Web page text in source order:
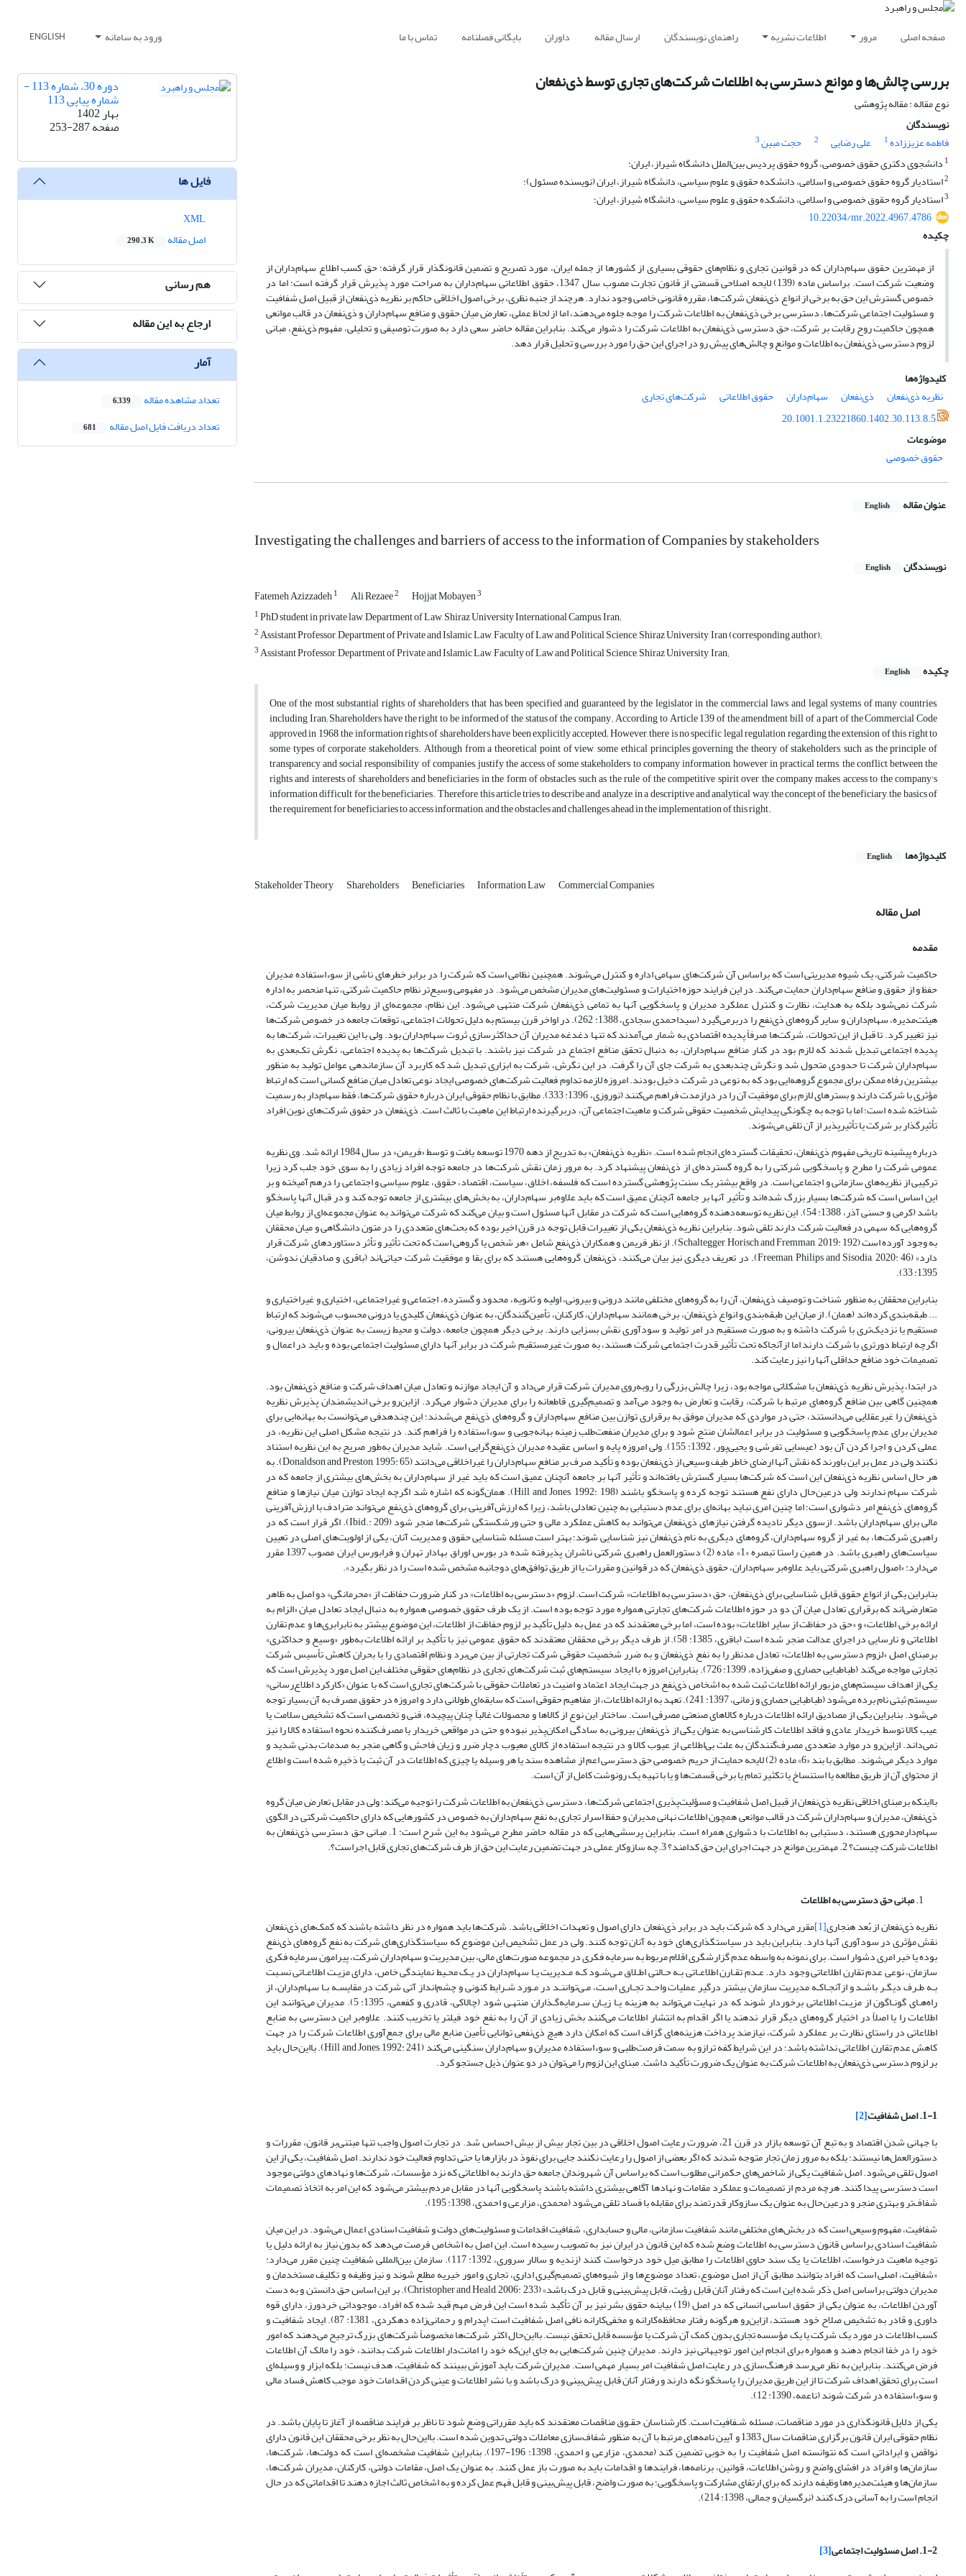
صفحه اصلی مرور اطلاعات نشریه راهنمای نویسندگان ارسال مقاله داوران بایگانی فصلنامه تماس با ما ورود به سامانه ENGLISH
بررسی چالش‌ها و موانع دسترسی به اطلاعات شرکت‌های تجاری توسط ذی‌نفعان
نوع مقاله : مقاله پژوهشی
نویسندگان
فاطمه عزیززاده1 علی رضایی 2 حجت مبین3
1 دانشجوی دکتری حقوق خصوصی، گروه حقوق پردیس بین‌الملل دانشگاه شیراز، ایران؛
2استادیار گروه ‌حقوق خصوصی و اسلامی، دانشکده حقوق و علوم سیاسی، دانشگاه شیراز، ایران (نویسنده مسئول)؛
3استادیار گروه حقوق خصوصی و اسلامی، دانشکده حقوق و علوم سیاسی، دانشگاه شیراز، ایران؛
10.22034/mr.2022.4967.4786
چکیده
از مهمترین حقوق سهام‌داران که در قوانین تجاری و نظام‌های حقوقی بسیاری از کشورها از جمله ایران، مورد تصریح و تضمین قانونگذار قرار گرفته‌؛ حق کسب اطلاع ‌سهام‌داران از
وضعیت شرکت است. براساس ماده (139) لایحه اصلاحی قسمتی از قانون تجارت مصوب سال 1347، حقوق اطلاعاتی سهام‌داران به صراحت مورد پذیرش قرار گرفته است؛ اما در
خصوص گسترش این حق به برخی از انواع ذی‌نفعان شرکت‌ها، مقرره قانونی خاصی وجود ندارد. هرچند از جنبه نظری، برخی اصول اخلاقی حاکم بر نظریه ذی‌نفعان از قبیل اصل شفافیت
و‌ مسئولیت اجتماعی شرکت‌ها، دسترسی برخی ذی‌نفعان به اطلاعات شرکت را موجه جلوه می‌دهند، اما از لحاظ عملی، تعارض میان حقوق و منافع سهام‌داران و ذی‌نفعان در قالب موانعی
همچون حاکمیت روح رقابت بر شرکت، حق دسترسی ذی‌نفعان به اطلاعات شرکت را دشوار می‌کند. بنابراین مقاله حاضر سعی دارد به صورت توصیفی و تحلیلی، مفهوم ذی‌نفع، مبانی
لزوم دسترسی ذی‌نفعان به اطلاعات و موانع و چالش‌های پیش رو در اجرای این حق را مورد بررسی و تحلیل قرار دهد.
کلیدواژه‌ها
نظریه ذی‌نفعان
ذی‌نفعان سهام‌داران حقوق اطلاعاتی
شرکت‌های تجاری
20.1001.1.23221860.1402.30.113.8.5
موضوعات
حقوق خصوصی
عنوان مقاله English
Investigating the challenges and barriers of access to the information of Companies by stakeholders
نویسندگان English
Fatemeh Azizzadeh1 Ali Rezaee2 Hojjat Mobayen3
1PhD student in private law, Department of Law, Shiraz University International Campus, Iran;
2Assistant Professor, Department of Private and Islamic Law, Faculty of Law and Political Science, Shiraz University, Iran (corresponding author);
3Assistant Professor, Department of Private and Islamic Law, Faculty of Law and Political Science, Shiraz University, Iran;
چکیده
English
One of the most substantial rights of shareholders that has been specified and guaranteed by the legislator in the commercial laws and legal systems of many countries,
including Iran; Shareholders have the right to be informed of the status of the company. According to Article 139 of the amendment bill of a part of the Commercial Code
approved in 1968, the information rights of shareholders have been explicitly accepted; However, there is no specific legal regulation regarding the extension of this right to
some types of corporate stakeholders. Although from a theoretical point of view, some ethical principles governing the theory of stakeholders, such as the principle of
transparency and social responsibility of companies, justify the access of some stakeholders to company information, however in practical terms, the conflict between the
rights and interests of shareholders and beneficiaries in the form of obstacles such as the rule of the competitive spirit over the company makes access to the company's
information difficult for the beneficiaries. Therefore, this article tries to describe and analyze, in a descriptive and analytical way, the concept of the beneficiary, the basics of
the requirement for beneficiaries to access information, and the obstacles and challenges ahead in the implementation of this right.
کلیدواژه‌ها English
Stakeholder Theory Shareholders Beneficiaries Information Law Commercial Companies
اصل مقاله
مقدمه
حاکمیت شرکتی‌، یک شیوه مدیریتی است که بر‌اساس آن شرکت‌های سهامی اداره و کنترل می‌شوند. همچنین نظامی است که شرکت را در برابر خطرهای ناشی از سوء‌استفاده مدیران
حفظ و از حقوق و منافع سهام‌داران حمایت می‌کند. در این فرایند حوزه اختیارات و مسئولیت‌های مدیران مشخص می‌شود. در مفهومی وسیع‌تر نظام حاکمیت شرکتی، تنها منحصر به اداره
شرکت نمی‌شود بلکه به هدایت، نظارت و کنترل عملکرد مدیران و پاسخگویی آنها به تمامی ذی‌نفعان شرکت منتهی می‌شود. این نظام‌، مجموعه‌ای از روابط میان مدیریت شرکت‌،
هیئت‌مدیره، سهام‌داران و سایر گروه‌های ذی‌نفع را در‌برمی‌گیرد (سیداحمدی سجادی، 1388: 262)‌. در اواخر قرن بیستم به دلیل تحولات اجتماعی، توقعات جامعه در خصوص شرکت‌ها
نیز تغییر کرد. تا قبل از این تحولات، شرکت‌ها صرفاً پدیده اقتصادی به شمار می‌آمدند که تنها دغدغه مدیران آن حداکثرسازی ثروت سهام‌داران بود. ولی با این تغییرات، شرکت‌ها به
پدیده اجتماعی تبدیل شدند که لازم بود در کنار منافع سهام‌داران، به دنبال تحقق منافع اجتماع در شرکت نیز باشند. با تبدیل شرکت‌ها به پدیده اجتماعی، نگرش تک‌بعدی به
سهام‌داران شرکت تا حدودی متحول شد و نگرش چند‌بعدی به شرکت جای آن را گرفت. در این نگرش، شرکت به ابزاری تبدیل شد که کاربرد آن سازماندهی عوامل تولید به منظور
بیشترین رفاه ممکن برای مجموع گروهه‌ایی بود که به نوعی در شرکت دخیل بودند. امروزه لازمه تداوم فعالیت شرکت‌های خصوصی ایجاد نوعی تعادل میان منافع کسانی است که ارتباط
مؤثری با شرکت دارند و بسترهای لازم برای موفقیت آن را در درازمدت فراهم می‌کنند (نوروزی، 1396: 333). مطابق با نظام حقوقی ایران درباره حقوق شرکت‌ها، فقط سهام‌دار به رسمیت
شناخته شده است؛ اما با توجه به چگونگی پیدایش شخصیت حقوقی شرکت و ماهیت اجتماعی آن، دربرگیرنده ارتباط این ماهیت با ثالث است. ذی‌نفعان در حقوق شرکت‌های نوین افراد
تأثیرگذار بر شرکت یا تأثیرپذیر از آن تلقی می‌شوند.
درباره پیشینه تاریخی مفهوم ذی‌نفعان، تحقیقات گسترده‌ای انجام شده است. «نظریه ذی‌نفعان» به تدریج از دهه 1970 توسعه یافت و توسط «فریمن» در سال 1984 ارائه شد. وی نظریه
عمومی شرکت را مطرح و پاسخگویی شرکتی را به گروه گسترده‌ای از ذی‌نفعان پیشنهاد کرد. به مرور زمان نقش شرکت‌ها در جامعه توجه افراد زیادی را به سوی خود جلب کرد‌ زیرا
ترکیبی از نظریه‌های سازمانی و اجتماعی است. در واقع بیشتر یک سنت پژوهشی گسترده است که فلسفه، اخلاق‌، سیاست، اقتصاد‌‌، حقوق، علوم سیاسی و اجتماعی را در‌هم آمیخته و بر
این اساس است که شرکت‌ها بسیار بزرگ شده‌اند و تأثیر آنها بر جامعه آنچنان عمیق است که باید علاوه‌بر سهام‌داران، به بخش‌های بیشتری از جامعه توجه کند و در قبال آنها پاسخگو
باشد (کرمی و حسنی آذر، 1388: 54). این نظریه توسعه‌دهنده گروه‌هایی است که شرکت در مقابل آنها مسئول است و بیان می‌کند که شرکت می‌تواند به عنوان مجموعه‌ای از روابط میان
گروه‌هایی که سهمی در فعالیت شرکت دارند تلقی شود. بنابراین نظریه ذی‌نفعان یکی از تغییرات قابل توجه در قرن اخیر بوده که بحث‌های متعددی را در متون دانشگاهی و میان محققان
به وجود آورده است (Schaltegger, Horisch and Fremman, 2019: 192). از نظر فریمن و همکاران ذی‌نفع شامل «هر شخص یا گروهی است که تحت تأثیر و تأثر دستاوردهای شرکت قرار
دارد» (Freeman, Philips and Sisodia, 2020: 46). در تعریف دیگری نیز بیان می‌کنند، ذی‌نفعان گروه‌هایی هستند که برای بقا و موفقیت شرکت حیاتی‌‌اند (باقری و صادقیان ندوشن،
1395: 33).
بنابراین محققان به منظور شناخت و توصیف ذی‌نفعان، آن را به گروه‌های مختلفی مانند درونی و بیرونی، اولیه و ثانویه، محدود و گسترده، اجتماعی و غیراجتماعی، اختیاری و غیراختیاری و
... طبقه‌بندی کرده‌اند (همان). از میان این طبقه‌بندی و انواع ذی‌نفعان، برخی همانند سهام‌داران، کارکنان، تأمین‌گنندگان‌، به عنوان ذی‌نفعان کلیدی یا درونی محسوب می‌شوند که ارتباط
مستقیم یا نزدیک‌تری با شرکت داشته و به صورت مستقیم در امر تولید و سودآوری نقش بسزایی دارند. برخی دیگر‌ همچون جامعه، دولت و محیط زیست به عنوان ذی‌نفعان بیرونی،
اگرچه ارتباط دورتری با شرکت دارند اما از‌آنجا‌که تحت تأثیر قدرت اجتماعی شرکت هستند، به صورت غیر‌مستقیم شرکت در برابر آنها دارای مسئولیت اجتماعی بوده و باید در اعمال و
تصمیمات خود منافع حداقلی آنها را نیز رعایت کند.
در ابتدا، پذیرش نظریه ذی‌نفعان با مشکلاتی مواجه بود، زیرا چالش بزرگی را روبه‌روی مدیران شرکت قرار می‌داد و آن ایجاد موازنه و تعادل میان اهداف شرکت و منافع ذی‌نفعان بود.
همچنین گاهی بین منافع گروه‌های مرتبط با شرکت، رقابت و تعارض به وجود می‌آمد و تصمیم‌گیری قاطعانه را برای مدیران دشوار می‌کرد.‌ ازاین‌رو برخی اندیشمندان پذیرش نظریه
ذی‌نفعان را غیر‌عقلایی می‌دانستند، حتی‌ در مواردی که مدیران موفق به برقراری توازن بین منافع سهام‌داران و گروه‌های ذی‌نفع می‌شدند؛ این چند‌هدفی‌ می‌توانست به بهانه‌ایی برای
مدیران برای عدم پاسخگویی و مسئولیت‌ در برابر اعمالشان منتج شود و برای مدیران منفعت‌طلب زمینه‌ بهانه‌جویی و سوء‌استفاده را فراهم کند. در نتیجه مشکل اصلی این نظریه، در
عملی کردن و اجرا کردن آن بود (عیسایی تفرشی و یحیی‌پور، 1392: 155). ولی امروزه پایه و اساس عقیده مدیران ذی‌نفع‌گرایی است. شاید مدیران به‌طور صریح به این نظریه استناد
نکنند ولی در عمل بر این باورند که نقش آنها ارضای خاطر طیف وسیعی از ذی‌نفعان بوده ‌و تأکید صرف بر منافع سهام‌داران را غیر‌اخلاقی می‌دانند (Donaldson and Preston, 1995: 65). به
هر حال اساس نظریه ذی‌نفعان این است که شرکت‌ها بسیار گسترش یا‌فته‌اند و تأثیر آنها بر جامعه آنچنان عمیق است که باید غیر از سهام‌داران به بخش‌های بیشتری از جامعه که در
شرکت سهام ندارند ولی در‌عین‌حال دارای نفع هستند توجه کرده و پاسخگو باشند (Hill and Jones, 1992: 198). همان‌گونه که اشاره شد اگرچه ایجاد توازن میان نیازها و منافع
گروه‌های ذی‌نفع امر دشواری است؛ اما چنین امری نباید بهانه‌ای‌ برای عدم دستیابی به چنین تعادلی باشد، زیرا که ارزش‌آفرینی برای گروه‌های ذی‌نفع می‌تواند ‌مترادف با ارزش‌آفرینی
مالی برای سهام‌داران باشد. ازسوی‌ دیگر‌ نادیده گرفتن نیازهای ذی‌نفعان‌ می‌تواند به کاهش عملکرد‌ مالی و حتی ورشکستگی شرکت‌ها منجر شود (Ibid.: 209). اگر قرار است که در
راهبری شرکت‌ها، به غیر از گروه سهام‌داران، گروه‌های دیگری به نام ذی‌نفعان نیز شناسایی شوند؛ بهتر است مسئله شناسایی حقوق و مدیریت آنان، یکی از اولویت‌های اصلی در تعیین
سیاست‌های راهبری باشد. در همین راستا تبصره «1» ماده (2) دستورالعمل راهبری شرکتی ناشران پذیرفته شده در بورس اوراق بهادار تهران و فرابورس ایران مصوب 1397 مقرر
می‌دارد: «اصول راهبری شرکتی باید علاوه‌بر سهام‌داران، حقوق ذی‌نفعان که در قوانین و مقررات یا از طریق توافق‌های دوجانبه مشخص شده است را در نظر بگیرد».
بنابراین یکی از انواع حقوق قابل شناسایی برای ذی‌نفعان، حق «دسترسی به اطلاعات» شرکت است. لزوم «دسترسی به اطلاعات» در کنار ضرورت حفاظت از «محرمانگی» دو اصل به ظاهر
متعارضی‌اند که برقراری تعادل میان آن دو در حوزه اطلاعات شرکت‌های تجارتی همواره مورد توجه بوده است. از یک طرف حقوق خصوصی همواره به دنبال ایجاد تعادل میان «الزام به
ارائه برخی اطلاعات» و «حق در حفاظت از سایر اطلاعات» بوده است، اما برخی معتقدند که در عمل به دلیل تأکید بر لزوم حفاظت از اطلاعات، این موضوع بیشتر به نابرابری‌ها و عدم تقارن
اطلاعاتی و نارسایی در اجرای عدالت منجر شده است (‌باقری، 1385: 58). از طرف دیگر برخی محققان معتقدند که حقوق عمومی نیز با تأکید بر ارائه اطلاعات به‌طور «وسیع و حداکثری»
بر‌مبنای اصل «لزوم دسترسی به اطلاعات» تعادل مدنظر را به نفع ذی‌نفعان و به ضرر شخصیت حقوقی شرکت تجارتی از بین می‌برد و نظام اقتصادی را با بحران کاهش تأسیس شرکت
تجارتی مواجه می‌‌کند (طباطبایی حصاری و صفی‌زاده، 1399: 726). بنابراین امروزه با ایجاد سیستم‌های ثبت شرکت‌های تجاری در نظام‌های حقوقی مختلف این اصل مورد پذیرش است که
یکی از اهداف سیستم‌های مزبور ارائه اطلاعات ثبت شده به اشخاص ذی‌نفع در جهت ایجاد اعتماد و امنیت در تعاملات حقوقی با شرکت‌های تجاری است که با عنوان «کارکرد اطلاع‌رسانی»
سیستم ثبتی نام برده می‌شود (طباطبایی حصاری و زمانی، 1397‌: 241). تعهد به ارائه اطلاعات، از مفاهیم حقوقی است که سابقه‌ای طولانی دارد و امروزه در حقوق مصرف به آن بسیار توجه
می‌شود. بنابراین یکی از مصادیق ارائه اطلاعات درباره کالاهای صنعتی مصرفی است. ساختار این نوع از کالاها و محصولات غالباً چنان پیچیده‌، فنی و تخصصی است که تشخیص سلامت یا
عیب کالا توسط خریدار عادی و فاقد اطلاعات کارشناسی به عنوان یکی از ذی‌نفعان بیرونی به سادگی امکان‌پذیر نبوده و حتی در مواقعی خریدار یا مصرف‌کننده نحوه استفاده کالا را نیز
نمی‌داند. ازاین‌رو در موارد متعددی مصرف‌گنند‌گان به علت بی‌اطلاعی از عیوب کالا و در نتیجه استفاده از کالای معیوب دچار ضرر و زیان فاحش و گاهی منجر به صدمات بدنی شدید و
موارد دیگر می‌شوند. مطابق با بند «6» ماده (2) لایحه حمایت از حریم خصوصی حق دسترسی اعم از مشاهده سند یا هر وسیله یا چیزی که اطلاعات‌ در آن ثبت یا ذخیره شده است و اطلاع‌
از محتوای آن از طریق مطالعه یا استنساخ یا تکثیر تمام یا برخی قسمت‌ها و یا با تهیه یک رونوشت کامل از آن‌ است.
با‌اینکه بر‌مبنای اخلاقی نظریه ذی‌نفعان از قبیل اصل شفافیت و مسؤلیت‌پذیری اجتماعی شرکت‌ها، دسترسی ذی‌نفعان به اطلاعات شرکت‌ را توجیه می‌کند؛ ولی در مقابل تعارض میان‌ گروه
ذی‌نفعان، مدیران و سهام‌داران شرکت در قالب موانعی همچون‌ اطلاعات نهانی مدیران و حفظ اسرار تجاری‌ به نفع سهام‌داران به خصوص در کشورهایی که دارای حاکمیت شرکتی در الگوی
سهام‌دار‌محوری هستند، دستیابی به اطلاعات با دشواری همراه است. بنابراین پرسشی‌هایی که در مقاله حاضر مطرح می‌شود به این شرح است: 1. مبانی حق دسترسی ذی‌نفعان به
اطلاعات شرکت چیست؟ 2. مهمترین موانع در جهت اجرای این حق کدامند؟ 3.چه سازو‌کار عملی در جهت تضمین رعایت این حق از طرف شرکت‌های تجاری قابل اجراست؟.
مبانی حق دسترسی به اطلاعات
نظریه ذی‌نفعان از بُعد هنجاری[1] مقرر می‌دارد که شرکت باید در برابر ذی‌نفعان دارای اصول و تعهدات اخلاقی باشد. شرکت‌ها باید همواره در نظر داشته باشند که کمک‌های ذی‌نفعان‌
نقش مؤثری در سودآوری آنها دارد. بنابراین باید در سیاستگذاری‌های خود به آنان توجه کنند. ولی در عمل تشخیص این موضوع که سیاستگذاری‌های شرکت به نفع گروه‌های ذی‌نفع
بوده یا خیر امری دشوار است. برای نمونه به واسطه عدم گزارشگری اقلام مربوط به سرمایه فکری در مجموعه صورت‌های مالی‌، بین مدیریت و سهام‌داران شرکت‌، پیرامون سرمایه فکری
سازمان‌، نوعی عدم تقارن اطلاعاتی وجود دارد. عـدم تقـارن اطلاعـاتی بـه حـالتی اطـلاق مـی‌شـود کـه مـدیریت یـا سهام‌داران در یـک محـیط نمایندگی خاص، دارای مزیـت اطلاعـاتی نسـبت
بـه طـرف دیگـر باشـد و از‌آنجـا‌کـه مدیریت سازمان بیشتر درگیر عملیات واحـد تجـاری اسـت، مـی‌تواننـد در مـورد شـرایط کنونی و چشم‌انداز آتی شرکت در مقایسـه بـا سهام‌داران، از
راه‌هـای گونـاگون از مزیـت اطلاعاتی برخوردار شوند که در نهایت می‌تواند به هزینه یـا زیـان سـرمایه‌گـذاران منتهـی شود (چالاکی، قادری و کفعمی، 1395: 5). مدیران می‌توانند این
اطلاعات را یا اصلاً در اختیار گروه‌های دیگر قرار ندهند یا اگر اقدام به انتشار‌ اطلاعات می‌کنند بخش زیادی از آن را به نفع خود فیلتر یا تخریب کنند. علاوه‌بر این دسترسی به منابع
اطلاعاتی در راستای نظارت بر عملکرد شرکت، نیازمند پرداخت هزینه‌های گزاف است که امکان دارد‌ هیچ ذی‌نفعی توانایی تأمین منابع مالی برای جمع‌آوری اطلاعات شرکت را در جهت
کاهش عدم تقارن اطلاعاتی نداشته باشد؛ در این شرایط کفه ترازو به سمت فرصت‌طلبی و سوء‌استفاده مدیران و سهام‌داران سنگینی می‌کند (Hill and Jones, 1992: 241). با‌این‌حال باید
بر لزوم دسترسی ذی‌نفعان به اطلاعات شرکت به عنوان یک ضرورت تأکید داشت. مبنای این لزوم را می‌توان در دو عنوان ذیل جستجو کرد.
1-1. اصل شفافیت
[2]
با جهانی شدن اقتصاد و به تبع آن توسعه بازار در قرن 21‌، ضرورت رعایت اصول اخلاقی در بین تجار بیش از بیش احساس شد. در تجارت اصول واجب تنها مبتنی‌بر قانون‌، مقررات و
دستورالعمل‌ها نیستند؛ بلکه به مرور زمان تجار متوجه شدند که اگر بعضی از اصول را رعایت نکنند جایی برای نفوذ در بازارها یا حتی تداوم فعالیت خود ندارند. اصل شفافیت، یکی از این
اصول تلقی می‌شود. اصل شفافیت یکی از شاخص‌های حکمرانی مطلوب است که براساس آن شهروندان جامعه حق دارند به اطلاعاتی که نزد مؤسسات، شرکت‌ها و نهادهای دولتی موجود
است دسترسی پیدا کنند. هرچه مردم از تصمیمات و عملکرد مقامات و نهادها آگاهی بیشتری داشته باشند پاسخگویی آنها در مقابل مردم بیشتر می‌شود که این امر به اتخاذ تصمیمات
شفاف‌تر و بهتری منجر و در‌عین‌حال به عنوان یک سازوکار قدرتمند برای مقابله با فساد تلقی می‌شود‌ (محمدی، مزارعی و احمدی، 1398: 195).
شفافیت، مفهوم وسیعی است که در بخش‌های مختلفی مانند شفافیت سازمانی، مالی و حسابداری، شفافیت اقدامات و مسئولیت‌های دولت و شفافیت اسنادی اعمال می‌شود. در این میان
شفافیت اسنادی براساس قانون دسترسی به اطلاعات وضع شده که این قانون در ایران نیز به تصویب رسیده است. این اصل به اشخاص فرصت می‌دهد که بدون نیاز به ارائه دلیل یا
توجیه ماهیت درخواست‌، اطلاعات یا یک سند حاوی اطلاعات را ‌مطابق میل خود درخواست کنند (زندیه و سالار سروری، 1392: 117). سازمان بین‌المللی شفافیت چنین مقرر می‌دارد:
«شفافیت، اصلی است که افراد بتوانند مطابق آن از اصل موضوع، تعداد موضوع‌ها و از شیوه‌های تصمیم‌گیری اداری، تجاری و امور خیریه‌ مطلع شوند و نیز‌ وظیفه و تکلیف مستخدمان و
مدیران دولتی بر‌اساس اصل ذکر شده این است که رفتار آنان قابل رؤیت، قابل پیش‌بینی و قابل درک باشد» (Christopher and Heald, 2006: 233). بر این اساس حق دانستن و به دست
آوردن اطلاعات، به عنوان یکی از حقوق اساسی انسانی که در اصل (19) بیاینه حقوق بشر نیز بر آن تأکید شده است این فرض مهم قید شده که افراد، موجوداتی خردورز، دارای قوه
داوری و قادر به تشخیص صلاح خود هستند، ازاین‌رو هرگونه رفتار محافظه‌کارانه و مخفی‌کارانه نافی اصل شفافیت است (پدرام و رحمانی‌زاده دهکردی‌، 1381: 87). ایجاد شفافیت و
کسب اطلاعات در مورد یک شرکت یا یک مؤسسه تجاری بدون کمک آن شرکت یا مؤسسه قابل تحقق نیست. بااین‌حال اکثر شرکت‌ها ‌مخصوصاً شرکت‌های‌ بزرگ ترجیح می‌دهند که امور
خود را در خفا انجام دهند و همواره برای انجام این امور توجیهاتی نیز دارند. مدیران چنین شرکت‌هایی‌ به جای این‌که خود را امانت‌دار اطلاعات شرکت بدانند، خود را مالک آن اطلاعات
فرض می‌کنند. بنابراین به نظر می‌رسد فرهنگ‌سازی در رعایت اصل شفافیت امر بسیار مهمی است. مدیران‌ شرکت باید آموزش ببینند که شفافیت، هدف نیست؛ بلکه ابزار و وسیله‌ای
است برای تحقق اهداف شرکت تا از این طریق مدیران را پاسخگو نگه دارند‌ و رفتار آنان قابل پیش‌بینی و درک باشد و با نشر اطلاعات و عینی کردن اقدامات خود موجب کاهش فساد‌ مالی
و سوء‌استفاده‌ در شرکت شوند (ناعمه، 1390: 12).
یکی از دلایل قانونگذاری در مورد مناقصات، مسئله شـفافیت اسـت. کارشناسان حقـوق مناقصات معتقدند که باید مقرراتی وضع شود تا ناظر بر فرایند مناقصه از آغاز تا پایان باشد. در
نظام حقوقی ایران قانون برگزاری مناقصات سال 1383 و آیین نامه‌های مرتبط با آن‌ به منظور شفاف‌سازی معاملات دولتی تدوین شده است. بااین‌حال به نظر برخی محققان این قانون دارای
نواقص‌ و ایراداتی است که نتوانسته اصل شفافیت را به خوبی تضمین کند (محمدی، مزارعی و احمدی، 1398: 196-197). بنابراین شفافیت مشخصه‌ای است که دولت‌ها، شرکت‌ها،
سازمان‌ها و افراد در افشای واضح و روشن اطلاعات، قوانین‌، برنامه‌ها، فرایندها و اقدامات باید به صورت باز عمل کنند. به عنوان یک اصل، مقامات دولتی، کارکنان، مدیران شرکت‌ها،
سازمان‌ها و هیئت‌مدیره‌ها وظیفه دارند که برای ارتقای مشارکت و پاسخگویی؛ به صورت واضح، قابل پیش‌بینی و قابل فهم عمل کرده و به اشخاص ثالث اجازه دهند تا اقداماتی که در حال
انجام است را به آسانی درک کنند (نرگسیان و جمالی، 1398: 214).
1-2. اصل مسئولیت اجتماعی
[3]
دوره 30، شماره 113 -
شماره پیاپی 113
بهار 1402
صفحه253-287
فایل ها
اصل مقاله
290.3 K
هم رسانی
ارجاع به این مقاله
آمار
تعداد مشاهده مقاله 6,339
تعداد دریافت فایل اصل مقاله 681